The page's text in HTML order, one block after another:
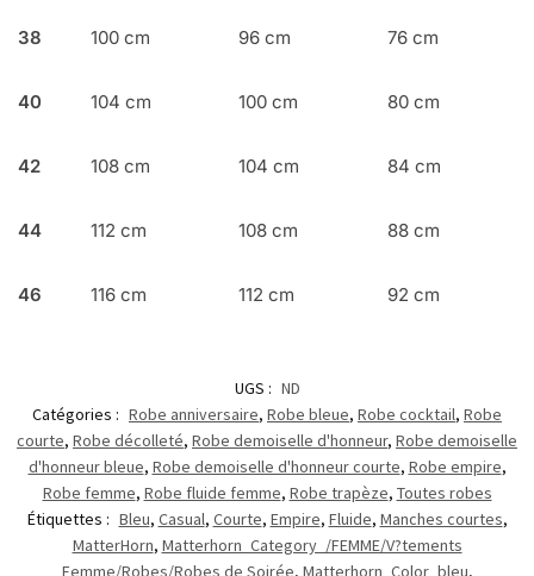
38 100 cm 96 cm 76 cm
40 104 cm 100 cm 80 cm
42 108 cm 104 cm 84 cm
44 112 cm 108 cm 88 cm
46 116 cm 112 cm 92 cm
UGS : ND
Catégories : Robe anniversaire, Robe bleue, Robe cocktail, Robe
courte, Robe décolleté, Robe demoiselle d'honneur, Robe demoiselle
d'honneur bleue, Robe demoiselle d'honneur courte, Robe empire,
Robe femme, Robe fluide femme, Robe trapèze, Toutes robes
Étiquettes : Bleu, Casual, Courte, Empire, Fluide, Manches courtes,
MatterHorn, Matterhorn_Category_/FEMME/V?tements
Femme/Robes/Robes de Soirée, Matterhorn_Color_bleu,